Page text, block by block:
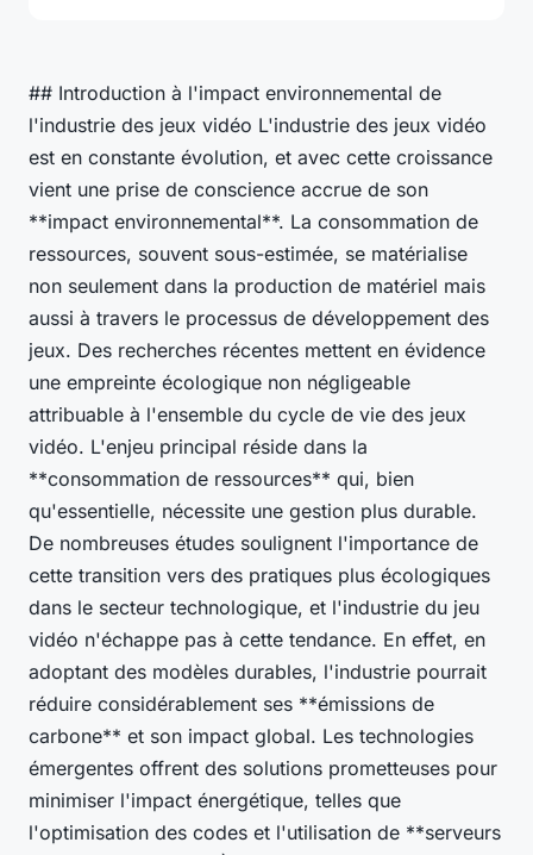
## Introduction à l'impact environnemental de
l'industrie des jeux vidéo L'industrie des jeux vidéo
est en constante évolution, et avec cette croissance
vient une prise de conscience accrue de son
**impact environnemental**. La consommation de
ressources, souvent sous-estimée, se matérialise
non seulement dans la production de matériel mais
aussi à travers le processus de développement des
jeux. Des recherches récentes mettent en évidence
une empreinte écologique non négligeable
attribuable à l'ensemble du cycle de vie des jeux
vidéo. L'enjeu principal réside dans la
**consommation de ressources** qui, bien
qu'essentielle, nécessite une gestion plus durable.
De nombreuses études soulignent l'importance de
cette transition vers des pratiques plus écologiques
dans le secteur technologique, et l'industrie du jeu
vidéo n'échappe pas à cette tendance. En effet, en
adoptant des modèles durables, l'industrie pourrait
réduire considérablement ses **émissions de
carbone** et son impact global. Les technologies
émergentes offrent des solutions prometteuses pour
minimiser l'impact énergétique, telles que
l'optimisation des codes et l'utilisation de **serveurs